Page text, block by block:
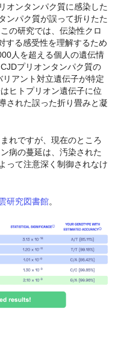
オンタンパク質に感染した
ンパク質が誤って折りたた
の研究では、伝染性クロ
する感受性を理解するため
人を超える個人の遺伝情
プリオンタンパク質の
アント対立遺伝子が特定
ヒトプリオン遺伝子に位
された誤った折り畳みと凝
れですが、現在のところ
病の蔓延は、汚染された
って注意深く制御されなけ
研究図書館。